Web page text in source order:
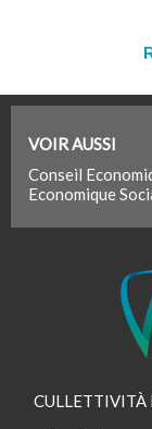
VOIR AUSSI
Conseil
Economique
CULLETTIVITÀ